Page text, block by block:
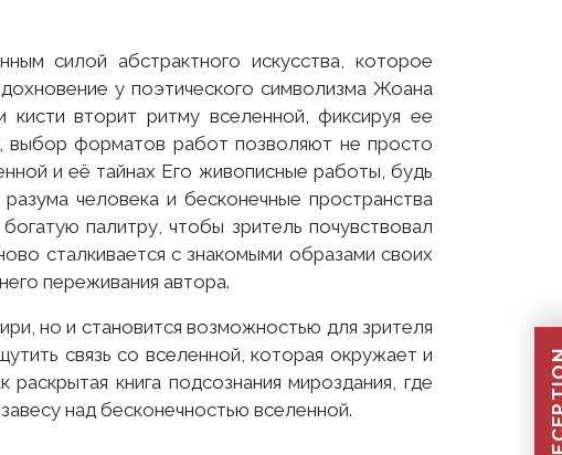
силой абстрактного искусства, которое
у поэтического символизма Жоана
вторит ритму вселенной, фиксируя ее
выбор форматов работ позволяют не просто
и её тайнах Его живописные работы, будь
человека и бесконечные пространства
палитру, чтобы зритель почувствовал
сталкивается с знакомыми образами своих
переживания автора.
но и становится возможностью для зрителя
связь со вселенной, которая окружает и
книга подсознания мироздания, где
над бесконечностью вселенной.